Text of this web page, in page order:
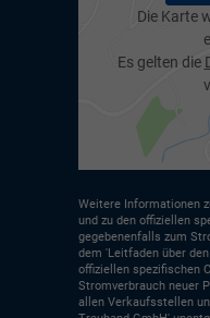
Die Karte
Es gelten die
Weitere Informationen
und zu den offiziellen
gegebenenfalls zum
dem 'Leitfaden über
offiziellen spezifischen
Stromverbrauch neuer
allen Verkaufsstellen